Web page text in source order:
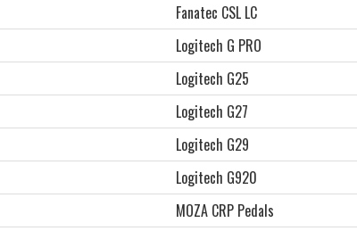
Fanatec CSL LC
Logitech G PRO
Logitech G25
Logitech G27
Logitech G29
Logitech G920
MOZA CRP Pedals